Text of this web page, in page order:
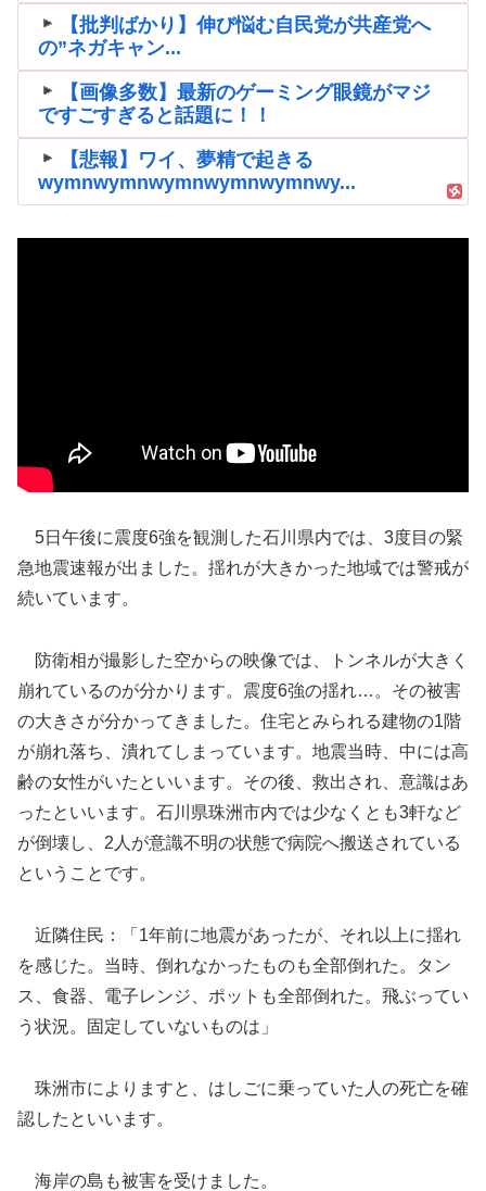
【批判ばかり】伸び悩む自民党が共産党へ
の”ネガキャン...
【画像多数】最新のゲーミング眼鏡がマジ
ですごすぎると話題に！！
【悲報】ワイ、夢精で起きる
wymnwymnwymnwymnwymnwy...
5日午後に震度6強を観測した石川県内では、3度目の緊
急地震速報が出ました。揺れが大きかった地域では警戒が
続いています。
防衛相が撮影した空からの映像では、トンネルが大きく
崩れているのが分かります。震度6強の揺れ…。その被害
の大きさが分かってきました。住宅とみられる建物の1階
が崩れ落ち、潰れてしまっています。地震当時、中には高
齢の女性がいたといいます。その後、救出され、意識はあ
ったといいます。石川県珠洲市内では少なくとも3軒など
が倒壊し、2人が意識不明の状態で病院へ搬送されている
ということです。
近隣住民：「1年前に地震があったが、それ以上に揺れ
を感じた。当時、倒れなかったものも全部倒れた。タン
ス、食器、電子レンジ、ポットも全部倒れた。飛ぶってい
う状況。固定していないものは」
珠洲市によりますと、はしごに乗っていた人の死亡を確
認したといいます。
海岸の島も被害を受けました。